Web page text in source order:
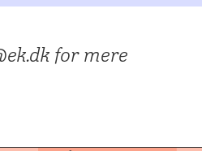
for mere